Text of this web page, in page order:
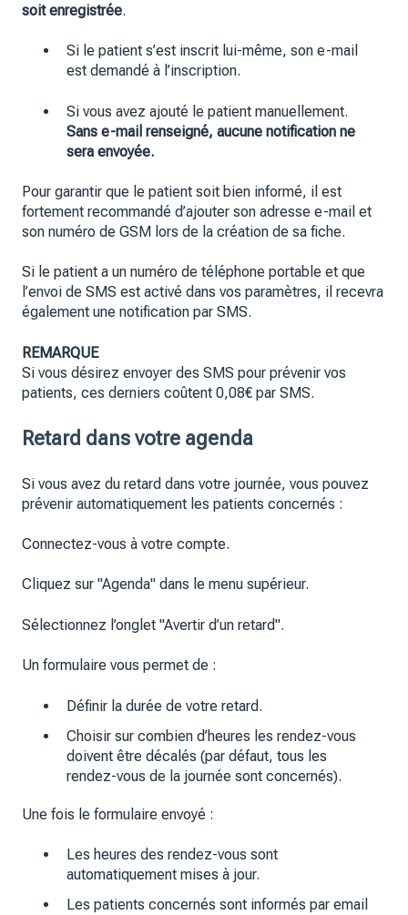
soit enregistrée.
Si le patient s’est inscrit lui-même, son e-mail
est demandé à l’inscription.
Si vous avez ajouté le patient manuellement.
Sans e-mail renseigné, aucune notification ne
sera envoyée.
Pour garantir que le patient soit bien informé, il est
fortement recommandé d’ajouter son adresse e-mail et
son numéro de GSM lors de la création de sa fiche.
Si le patient a un numéro de téléphone portable et que
l’envoi de SMS est activé dans vos paramètres, il recevra
également une notification par SMS.
REMARQUE
Si vous désirez envoyer des SMS pour prévenir vos
patients, ces derniers coûtent 0,08€ par SMS.
Retard dans votre agenda
Si vous avez du retard dans votre journée, vous pouvez
prévenir automatiquement les patients concernés :
Connectez-vous à votre compte.
Cliquez sur "Agenda" dans le menu supérieur.
Sélectionnez l’onglet "Avertir d’un retard".
Un formulaire vous permet de :
Définir la durée de votre retard.
Choisir sur combien d’heures les rendez-vous
doivent être décalés (par défaut, tous les
rendez-vous de la journée sont concernés).
Une fois le formulaire envoyé :
Les heures des rendez-vous sont
automatiquement mises à jour.
Les patients concernés sont informés par email